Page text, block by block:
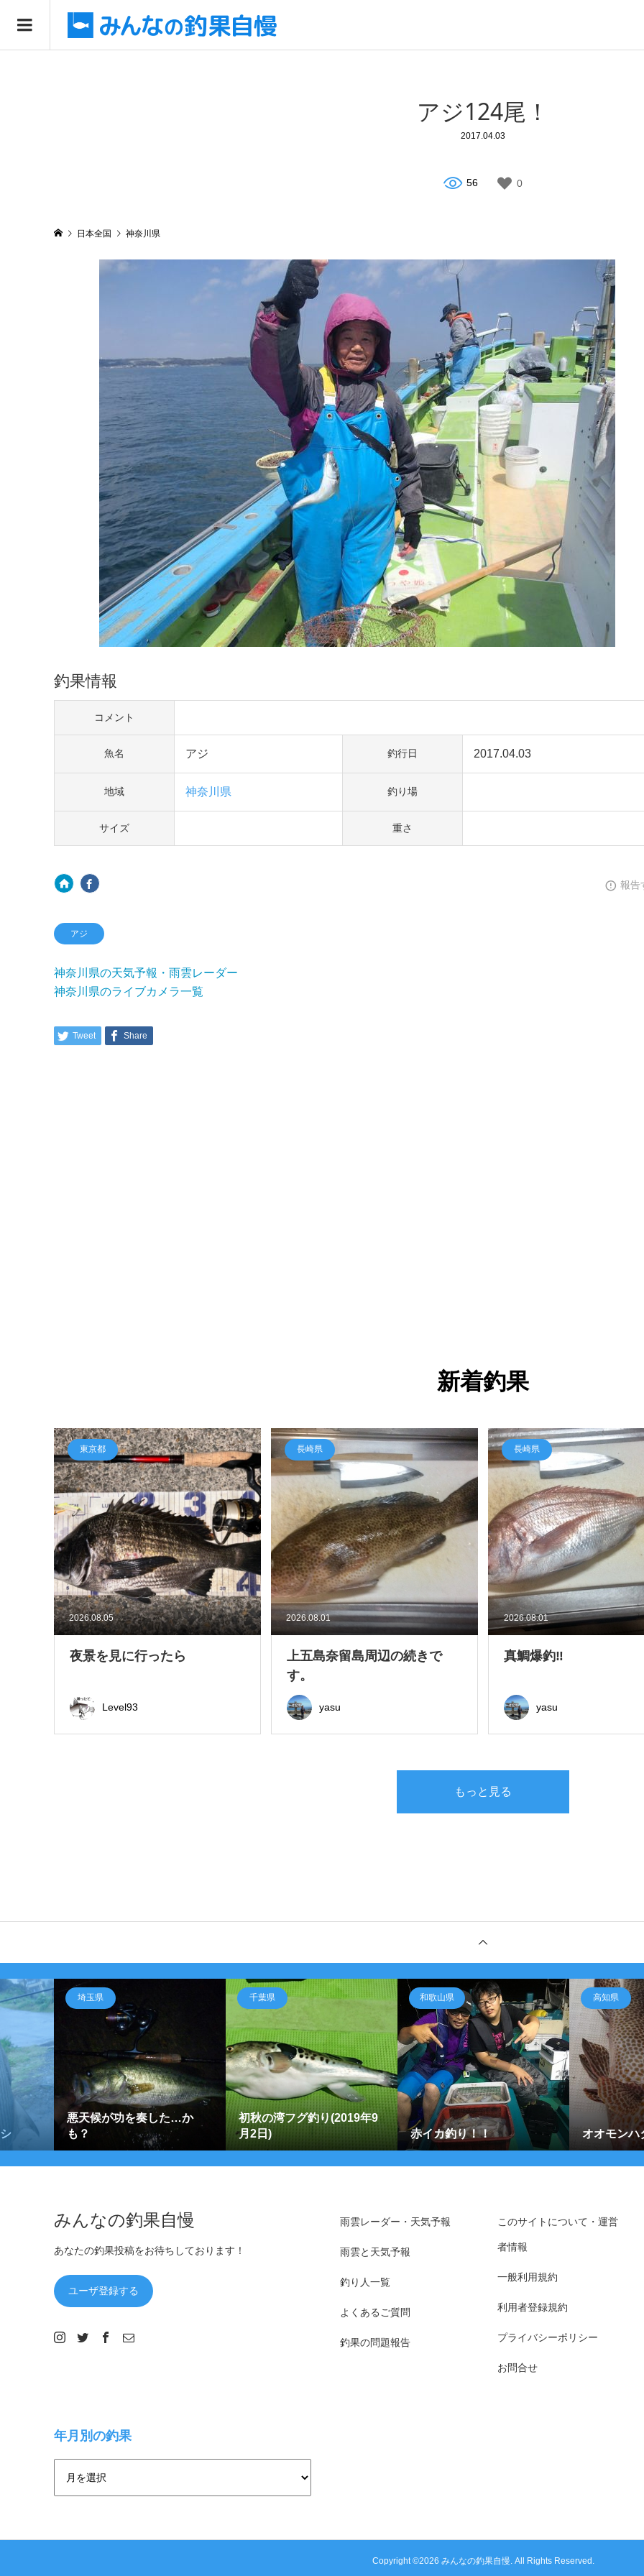
アジ124尾！
2017.04.03
56 0
日本全国 神奈川県
釣果情報
コメント
魚名 アジ 釣行日 2017.04.03
地域 神奈川県 釣り場
サイズ 重さ
報告
アジ
神奈川県の天気予報・雨雲レーダー
神奈川県のライブカメラ一覧
Tweet Share
新着釣果
2026.08.05
東京都
夜景を見に行ったら
Level93
2026.08.01
長崎県
上五島奈留島周辺の続きで
す。
yasu
2026.08.01
長崎県
真鯛爆釣‼
yasu
もっと見る
埼玉県
悪天候が功を奏した…か
も？
千葉県
初秋の湾フグ釣り(2019年9
月2日)
和歌山県
赤イカ釣り！！
高知県
オオモンハ
みんなの釣果自慢
あなたの釣果投稿をお待ちしております！
ユーザ登録する
雨雲レーダー・天気予報
雨雲と天気予報
釣り人一覧
よくあるご質問
釣果の問題報告
このサイトについて・運営
者情報
一般利用規約
利用者登録規約
プライバシーポリシー
お問合せ
年月別の釣果
Copyright ©2026 みんなの釣果自慢. All Rights Reserved.